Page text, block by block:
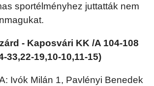
sportélményhez juttatták nem
- Kaposvári KK /A 104-108
33,22-19,10-10,11-15)
Ivók Milán 1, Pavlényi Benedek